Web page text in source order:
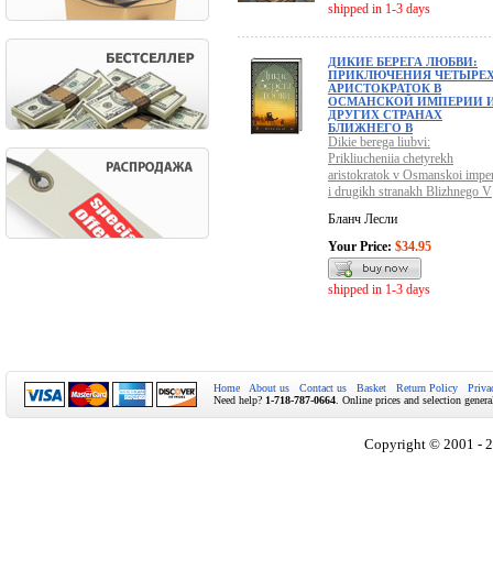
shipped in 1-3 days
ДИКИЕ БЕРЕГА ЛЮБВИ:
ПРИКЛЮЧЕНИЯ
АРИСТОКРАТОК В
ОСМАНСКОЙ ИМПЕРИИ
ДРУГИХ СТРАНАХ
БЛИЖНЕГО В
Dikie berega liubvi:
Prikliucheniia chetyrekh
aristokratok v Osmanskoi
i drugikh stranakh Blizhnego V
Бланч Лесли
Your Price: $34.95
shipped in 1-3 days
Home About us Contact us Basket Return Policy
Need help? 1-718-787-0664 . Online prices and selection
Copyright © 2001 -